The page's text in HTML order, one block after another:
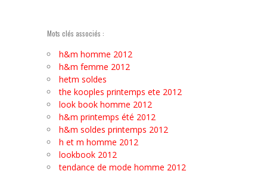
Mots clés associés :
h&m homme 2012
h&m femme 2012
hetm soldes
the kooples printemps ete 2012
look book homme 2012
h&m printemps été 2012
h&m soldes printemps 2012
h et m homme 2012
lookbook 2012
tendance de mode homme 2012